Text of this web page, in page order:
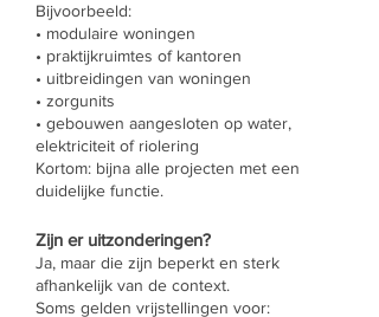
Bijvoorbeeld:
• modulaire woningen
• praktijkruimtes of kantoren
• uitbreidingen van woningen
• zorgunits
• gebouwen aangesloten op water,
elektriciteit of riolering
Kortom: bijna alle projecten met een
duidelijke functie.
Zijn er uitzonderingen?
Ja, maar die zijn beperkt en sterk
afhankelijk van de context.
Soms gelden vrijstellingen voor: